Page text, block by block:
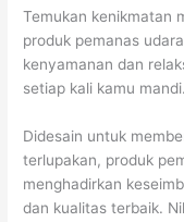
Temukan kenikmatan
produk pemanas
kenyamanan dan
setiap kali kamu mandi.
Didesain untuk
terlupakan, produk
menghadirkan
dan kualitas terbaik.